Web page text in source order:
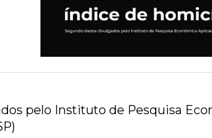
pelo Instituto de Pesquisa